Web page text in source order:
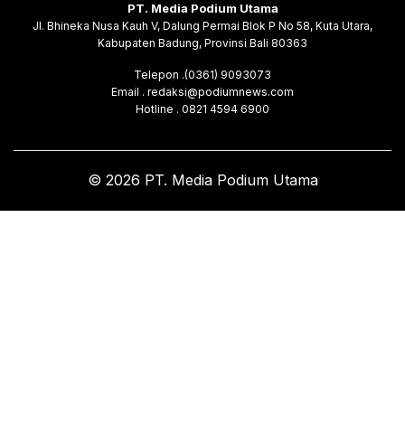
PT. Media Podium Utama
Jl. Bhineka Nusa Kauh V, Dalung Permai Blok P No 58, Kuta Utara,
Kabupaten Badung, Provinsi Bali 80363
Telepon .(0361) 9093073
Email . redaksi@podiumnews.com
Hotline . 0821 4594 6900
© 2026 PT. Media Podium Utama